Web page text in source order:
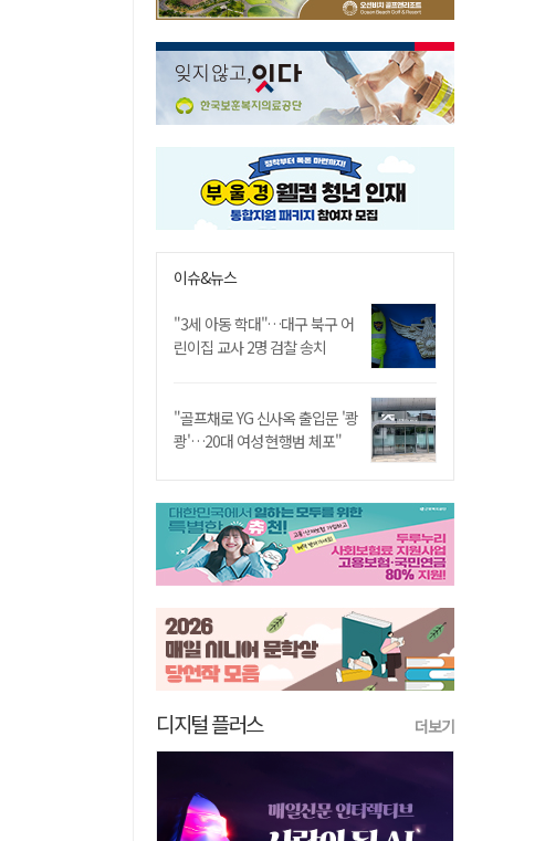
이슈&뉴스
"3세 아동 학대"…대구 북구 어
린이집 교사 2명 검찰 송치
"골프채로 YG 신사옥 출입문 '쾅
쾅'…20대 여성 현행범 체포"
디지털 플러스 더보기